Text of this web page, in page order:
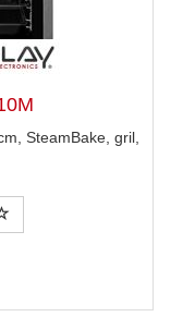
SteamBake, gril,